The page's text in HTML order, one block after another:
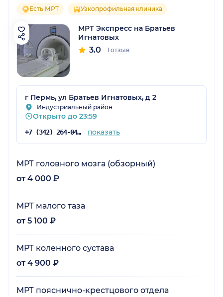
Есть МРТ Узкопрофильная клиника
МРТ Экспресс на Братьев
Игнатовых
3.0 1 отзыв
г Пермь, ул Братьев Игнатовых, д 2
Индустриальный район
Открыто до 23:59
+7 (342) 264-04-82 показать
МРТ головного мозга (обзорный)
от 4 000 ₽
МРТ малого таза
от 5 100 ₽
МРТ коленного сустава
от 4 900 ₽
МРТ пояснично-крестцового отдела